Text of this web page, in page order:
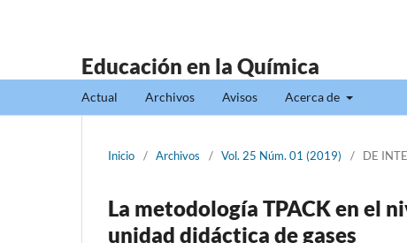
Educación en la Química
Actual Archivos Avisos Acerca de
Inicio / Archivos / Vol. 25 Núm. 01 (2019) / DE
La metodología TPACK en el
unidad didáctica de gases